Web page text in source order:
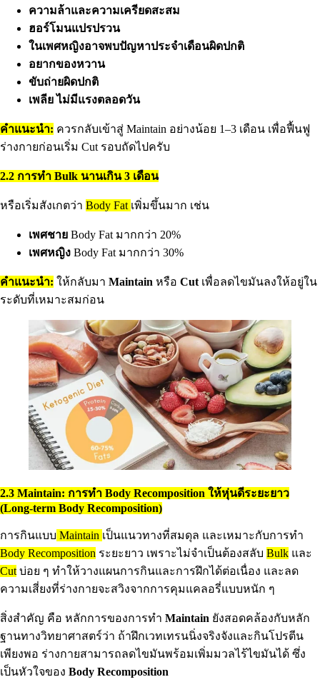
ความล้าและความเครียดสะสม
ฮอร์โมนแปรปรวน
ในเพศหญิงอาจพบปัญหาประจำเดือนผิดปกติ
อยากของหวาน
ขับถ่ายผิดปกติ
เพลีย ไม่มีแรงตลอดวัน
คำแนะนำ: ควรกลับเข้าสู่ Maintain อย่างน้อย 1–3 เดือน เพื่อฟื้นฟู
ร่างกายก่อนเริ่ม Cut รอบถัดไปครับ
2.2 การทำ Bulk นานเกิน 3 เดือน
หรือเริ่มสังเกตว่า Body Fat เพิ่มขึ้นมาก เช่น
เพศชาย Body Fat มากกว่า 20%
เพศหญิง Body Fat มากกว่า 30%
คำแนะนำ: ให้กลับมา Maintain หรือ Cut เพื่อลดไขมันลงให้อยู่ใน
ระดับที่เหมาะสมก่อน
2.3 Maintain: การทำ Body Recomposition ให้หุ่นดีระยะยาว
(Long-term Body Recomposition)
การกินแบบ Maintain เป็นแนวทางที่สมดุล และเหมาะกับการทำ
Body Recomposition ระยะยาว เพราะไม่จำเป็นต้องสลับ Bulk และ
Cut บ่อย ๆ ทำให้วางแผนการกินและการฝึกได้ต่อเนื่อง และลด
ความเสี่ยงที่ร่างกายจะสวิงจากการคุมแคลอรี่แบบหนัก ๆ
สิ่งสำคัญ คือ หลักการของการทำ Maintain ยังสอดคล้องกับหลัก
ฐานทางวิทยาศาสตร์ว่า ถ้าฝึกเวทเทรนนิ่งจริงจังและกินโปรตีน
เพียงพอ ร่างกายสามารถลดไขมันพร้อมเพิ่มมวลไร้ไขมันได้ ซึ่ง
เป็นหัวใจของ Body Recomposition